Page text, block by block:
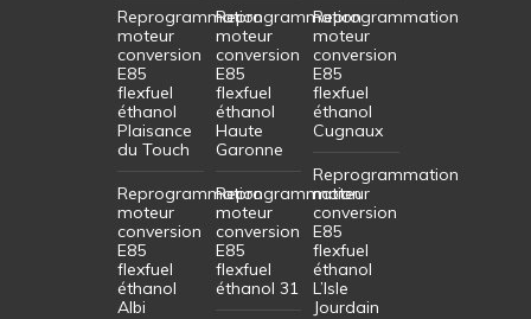
Reprogrammation
moteur
conversion
E85
flexfuel
éthanol
Plaisance
du Touch
Reprogrammation
moteur
conversion
E85
flexfuel
éthanol
Albi
Reprogrammation
moteur
conversion
E85
flexfuel
éthanol
Haute
Garonne
Reprogrammation
moteur
conversion
E85
flexfuel
éthanol 31
Reprogrammation
moteur
conversion
E85
flexfuel
éthanol
Cugnaux
Reprogrammation
moteur
conversion
E85
flexfuel
éthanol
L’Isle
Jourdain